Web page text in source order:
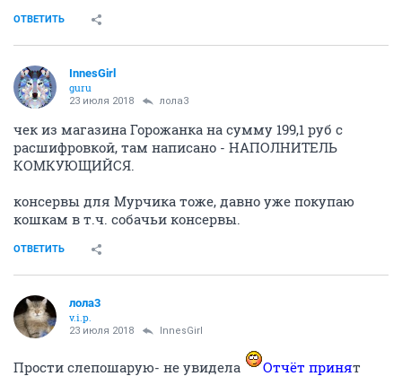
ОТВЕТИТЬ
InnesGirl
guru
23 июля 2018 лола3
чек из магазина Горожанка на сумму 199,1 руб с
расшифровкой, там написано - НАПОЛНИТЕЛЬ
КОМКУЮЩИЙСЯ.
консервы для Мурчика тоже, давно уже покупаю
кошкам в т.ч. собачьи консервы.
ОТВЕТИТЬ
лола3
v.i.p.
23 июля 2018 InnesGirl
Прости слепошарую- не увидела Отчёт принят